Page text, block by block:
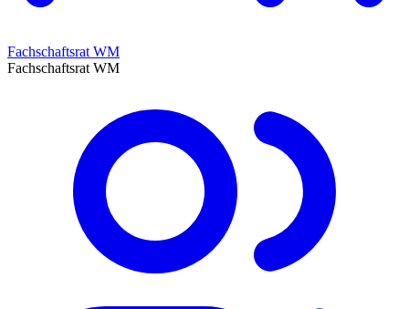
Fachschaftsrat WM
Fachschaftsrat WM